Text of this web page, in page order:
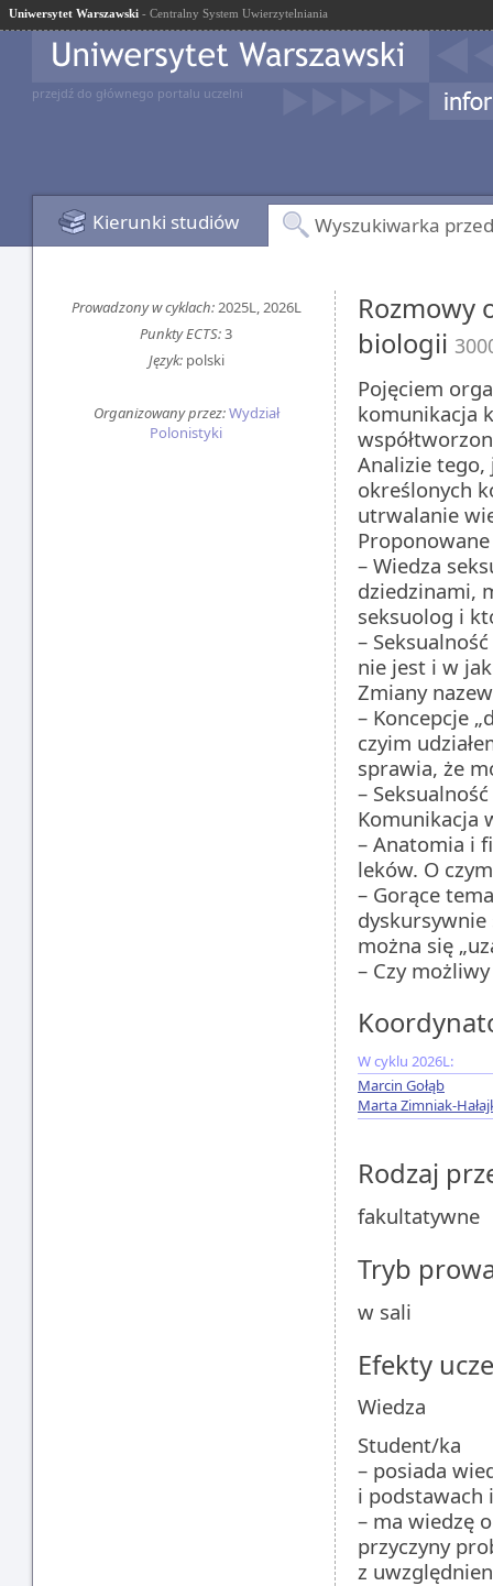
Uniwersytet Warszawski - Centralny System Uwierzytelniania
przejdź do głównego portalu uczelni
Kierunki studiów Wyszukiwarka
Prowadzony w cyklach:2025L, 2026L
Punkty ECTS:3
Język:polski
Organizowany przez:Wydział
Polonistyki
Rozmowy
biologii
Pojęciem
komunikacja
Analizie
określonych
utrwalanie
– Wiedza
dziedzinami,
seksuolog i
–
nie jest i w
Zmiany
– Koncepcje
czyim
sprawia, że
–
Komunikacja
– Anatomia i
leków. O
– Gorące
można się
– Czy
W cyklu 2026L:
Marcin Gołąb
Marta Zimniak-
Rodzaj
fakultatywne
Tryb
w sali
Efekty
Wiedza
Student/ka
– posiada
i podstawach
– ma wiedzę
przyczyny
z